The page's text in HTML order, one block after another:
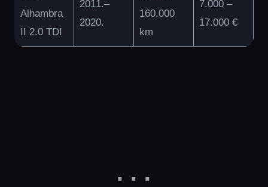
Alhambra
II 2.0 TDI
2011.–
2020.
160.000
km
7.000 –
17.000 €